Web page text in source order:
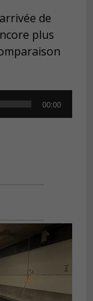
de
plus
00:00